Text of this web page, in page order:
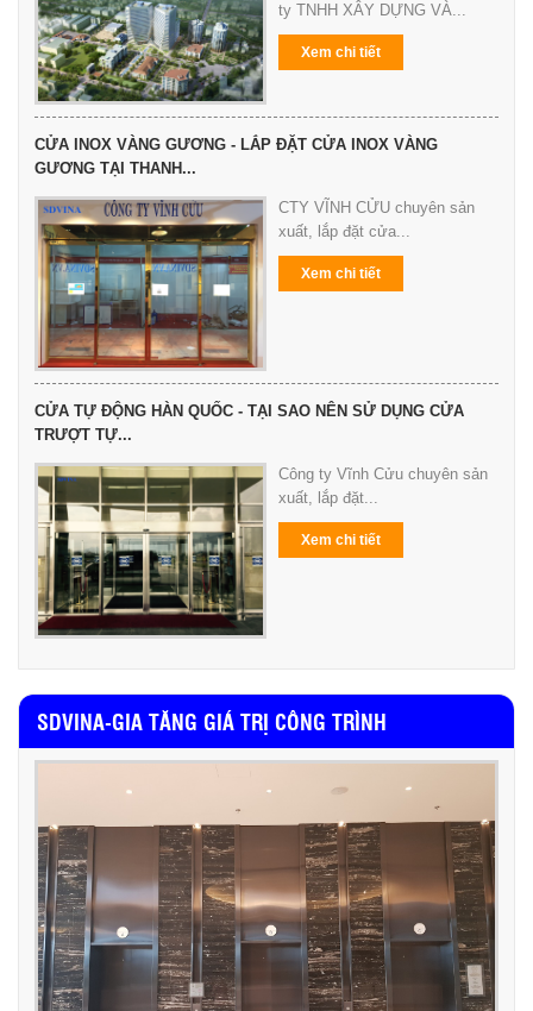
ty TNHH XÂY DỰNG VÀ...
Xem chi tiết
CỬA INOX VÀNG GƯƠNG - LẮP ĐẶT CỬA INOX VÀNG
GƯƠNG TẠI THANH...
CTY VĨNH CỬU chuyên sản
xuất, lắp đặt cửa...
Xem chi tiết
CỬA TỰ ĐỘNG HÀN QUỐC - TẠI SAO NÊN SỬ DỤNG CỬA
TRƯỢT TỰ...
Công ty Vĩnh Cửu chuyên sản
xuất, lắp đặt...
Xem chi tiết
SDVINA-GIA TĂNG GIÁ TRỊ CÔNG TRÌNH